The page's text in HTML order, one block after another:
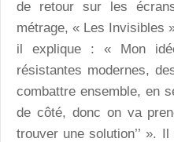
de retour sur les
métrage, « Les Invisibles
il explique : « Mon
résistantes modernes,
combattre ensemble, en
de côté, donc on va
trouver une solution’’ ».